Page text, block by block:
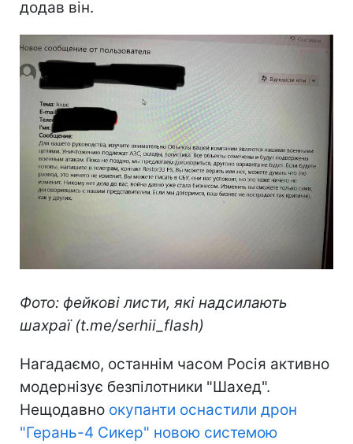
додав він.
Фото: фейкові листи, які надсилають
шахраї (t.me/serhii_flash)
Нагадаємо, останнім часом Росія активно
модернізує безпілотники "Шахед".
Нещодавно окупанти оснастили дрон
"Герань-4 Сикер" новою системою